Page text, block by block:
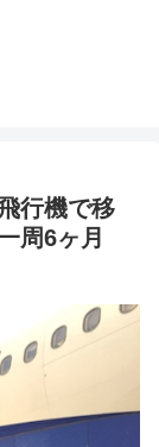
行機で移
周6ヶ月